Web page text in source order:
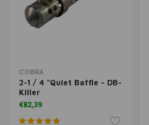
COBRA
2-1 / 4 "Quiet Baffle - DB-
Killer
€82,39